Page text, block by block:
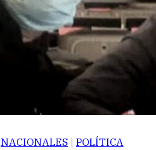
NACIONALES | POLÍTICA